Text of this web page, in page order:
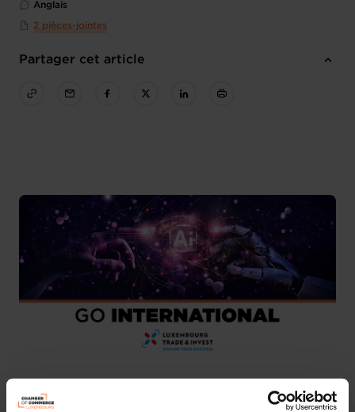
Anglais
2 pièces-jointes
Partager cet article
We are pleased to invite you to participate in the